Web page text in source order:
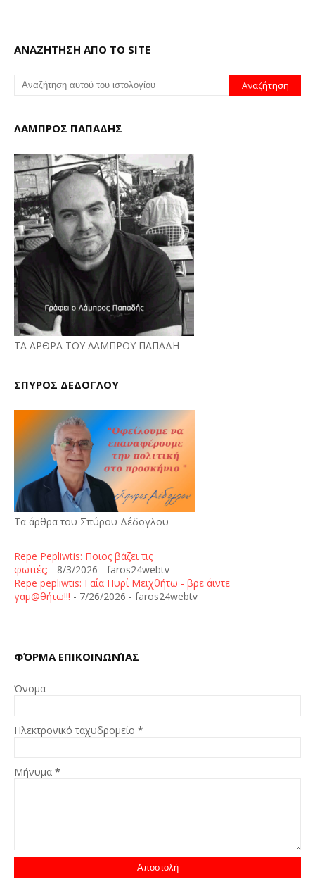
ΑΝΑΖΗΤΗΣΗ ΑΠΟ ΤΟ SITE
ΛΑΜΠΡΟΣ ΠΑΠΑΔΗΣ
ΤΑ ΑΡΘΡΑ ΤΟΥ ΛΑΜΠΡΟΥ ΠΑΠΑΔΗ
ΣΠΥΡΟΣ ΔΕΔΟΓΛΟΥ
Τα άρθρα του Σπύρου Δέδογλου
Repe Pepliwtis: Ποιος βάζει τις
φωτιές; - 8/3/2026 - faros24webtv
Repe pepliwtis: Γαία Πυρί Μειχθήτω - βρε άιντε
γαμ@θήτω!!! - 7/26/2026 - faros24webtv
ΦΌΡΜΑ ΕΠΙΚΟΙΝΩΝΊΑΣ
Όνομα
Ηλεκτρονικό ταχυδρομείο *
Μήνυμα *